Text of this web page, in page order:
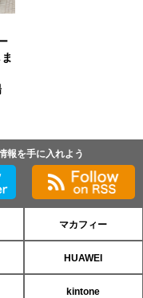
報を手に入れよう
マカフィー
HUAWEI
kintone